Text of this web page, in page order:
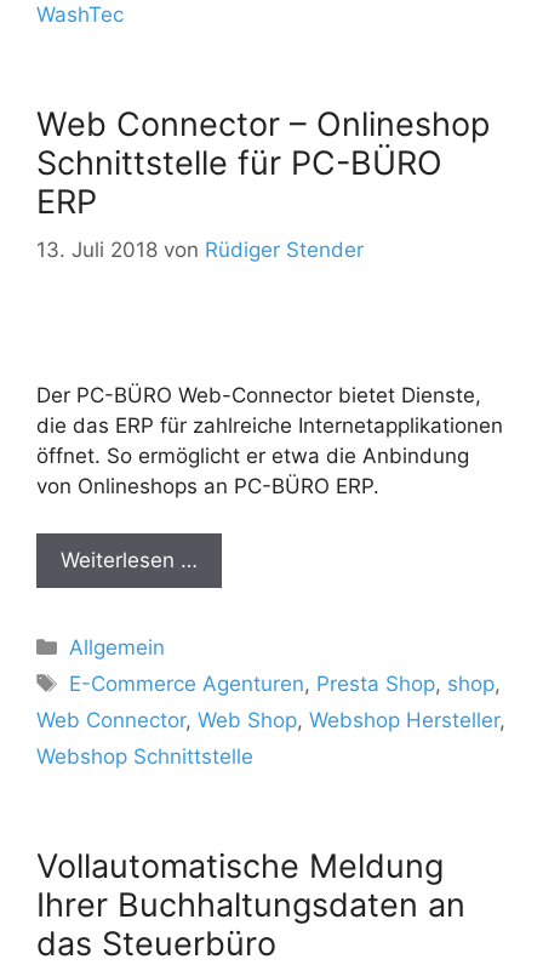
WashTec
Web Connector – Onlineshop
Schnittstelle für PC-BÜRO
ERP
13. Juli 2018 von Rüdiger Stender
Der PC-BÜRO Web-Connector bietet Dienste,
die das ERP für zahlreiche Internetapplikationen
öffnet. So ermöglicht er etwa die Anbindung
von Onlineshops an PC-BÜRO ERP.
Weiterlesen …
Kategorien
Allgemein
Schlagwörter
E-Commerce Agenturen, Presta Shop, shop,
Web Connector, Web Shop, Webshop Hersteller,
Webshop Schnittstelle
Vollautomatische Meldung
Ihrer Buchhaltungsdaten an
das Steuerbüro